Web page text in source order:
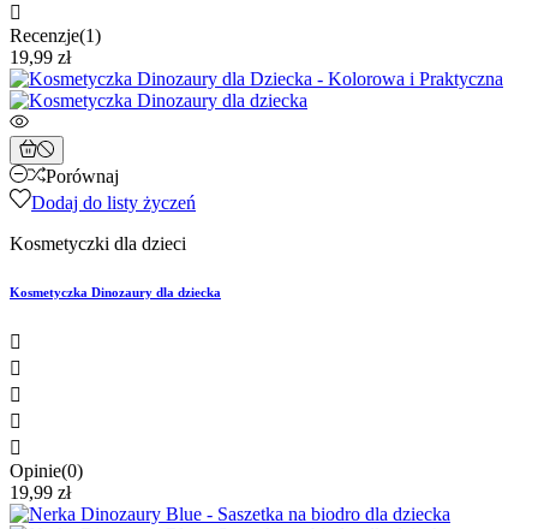

Recenzje(1)
19,99 zł
Porównaj
Dodaj do listy życzeń
Kosmetyczki dla dzieci
Kosmetyczka Dinozaury dla dziecka





Opinie(0)
19,99 zł